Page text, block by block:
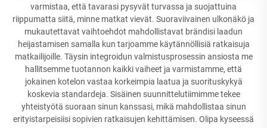
varmistaa, että tavarasi pysyvät turvassa ja suojattuina
riippumatta siitä, minne matkat vievät. Suoraviivainen ulkonäkö ja
mukautettavat vaihtoehdot mahdollistavat brändisi laadun
heijastamisen samalla kun tarjoamme käytännöllisiä ratkaisuja
matkailijoille. Täysin integroidun valmistusprosessin ansiosta me
hallitsemme tuotannon kaikki vaiheet ja varmistamme, että
jokainen kotelon vastaa korkeimpia laatua ja suorituskykyä
koskevia standardeja. Sisäinen suunnittelutiimimme tekee
yhteistyötä suoraan sinun kanssasi, mikä mahdollistaa sinun
erityistarpeisiisi sopivien ratkaisujen kehittämisen. Olipa kyseessä